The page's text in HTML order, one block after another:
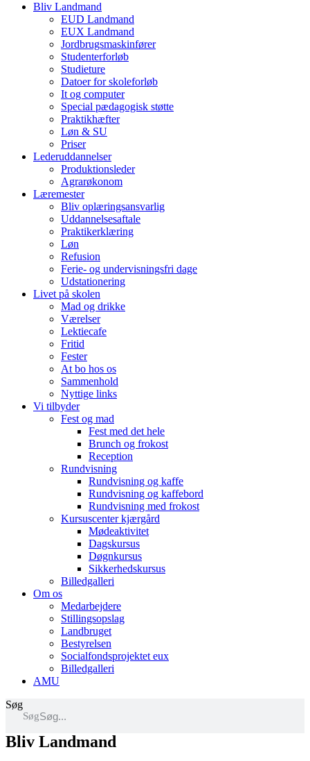
Bliv Landmand
EUD Landmand
EUX Landmand
Jordbrugsmaskinfører
Studenterforløb
Studieture
Datoer for skoleforløb
It og computer
Special pædagogisk støtte
Praktikhæfter
Løn & SU
Priser
Lederuddannelser
Produktionsleder
Agrarøkonom
Læremester
Bliv oplæringsansvarlig
Uddannelsesaftale
Praktikerklæring
Løn
Refusion
Ferie- og undervisningsfri dage
Udstationering
Livet på skolen
Mad og drikke
Værelser
Lektiecafe
Fritid
Fester
At bo hos os
Sammenhold
Nyttige links
Vi tilbyder
Fest og mad
Fest med det hele
Brunch og frokost
Reception
Rundvisning
Rundvisning og kaffe
Rundvisning og kaffebord
Rundvisning med frokost
Kursuscenter kjærgård
Mødeaktivitet
Dagskursus
Døgnkursus
Sikkerhedskursus
Billedgalleri
Om os
Medarbejdere
Stillingsopslag
Landbruget
Bestyrelsen
Socialfondsprojektet eux
Billedgalleri
AMU
Søg
Søg
Bliv Landmand